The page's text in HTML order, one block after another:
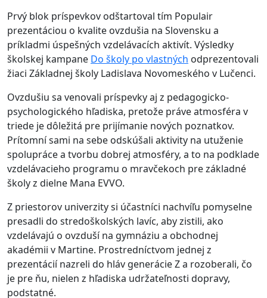
Prvý blok príspevkov odštartoval tím Populair
prezentáciou o kvalite ovzdušia na Slovensku a
príkladmi úspešných vzdelávacích aktivít. Výsledky
školskej kampane Do školy po vlastných odprezentovali
žiaci Základnej školy Ladislava Novomeského v Lučenci.
Ovzdušiu sa venovali príspevky aj z pedagogicko-
psychologického hľadiska, pretože práve atmosféra v
triede je dôležitá pre prijímanie nových poznatkov.
Prítomní sami na sebe odskúšali aktivity na utuženie
spolupráce a tvorbu dobrej atmosféry, a to na podklade
vzdelávacieho programu o mravčekoch pre základné
školy z dielne Mana EVVO.
Z priestorov univerzity si účastníci nachvíľu pomyselne
presadli do stredoškolských lavíc, aby zistili, ako
vzdelávajú o ovzduší na gymnáziu a obchodnej
akadémii v Martine. Prostredníctvom jednej z
prezentácií nazreli do hláv generácie Z a rozoberali, čo
je pre ňu, nielen z hľadiska udržateľnosti dopravy,
podstatné.